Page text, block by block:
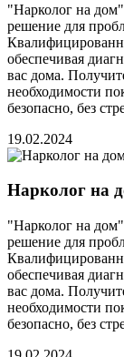
"Нарколог на
решение для
обеспечивая
вас дома.
необходимости
безопасно, без
19.02.2024
Нарколог на
"Нарколог на
решение для
обеспечивая
вас дома.
необходимости
безопасно, без